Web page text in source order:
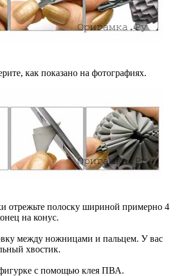
как показано на фотографиях.
отрежьте полоску шириной примерно 4
на конус.
между ножницами и пальцем. У вас
хвостик.
фигурке с помощью клея ПВА.